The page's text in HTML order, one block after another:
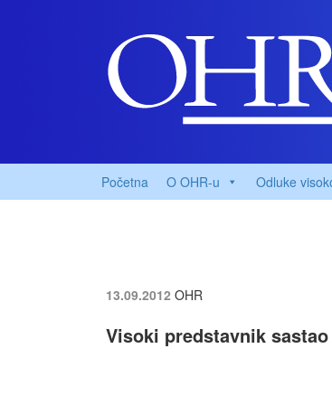
Početna O OHR-u Odluke
13.09.2012 OHR
Visoki predstavnik